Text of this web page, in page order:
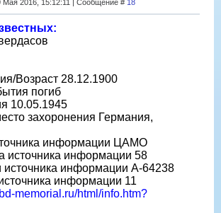
Мая 2016, 15:12:11 | Сообщение # 18
Возраст 28.12.1900
погиб
10.05.1945
захоронения Германия,
информации ЦАМО
источника информации 58
источника информации A-64238
информации 11
memorial.ru/html/info.htm?